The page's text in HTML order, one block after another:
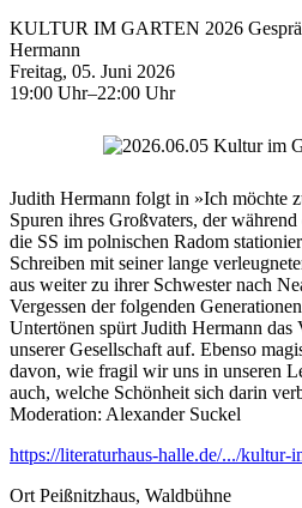
KULTUR IM GARTEN 2026
Hermann
Freitag, 05. Juni 2026
19:00 Uhr–22:00 Uhr
Judith Hermann folgt in »Ich möchte
Spuren ihres Großvaters, der
die SS im polnischen Radom
Schreiben mit seiner lange
aus weiter zu ihrer Schwester nach
Vergessen der folgenden
Untertönen spürt Judith Hermann das
unserer Gesellschaft auf. Ebenso
davon, wie fragil wir uns in unseren
auch, welche Schönheit sich darin
Moderation: Alexander Suckel
https://literaturhaus-halle.de/.../kultur-
Ort Peißnitzhaus, Waldbühne